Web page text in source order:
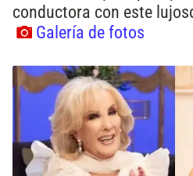
conductora con este
Galería de fotos